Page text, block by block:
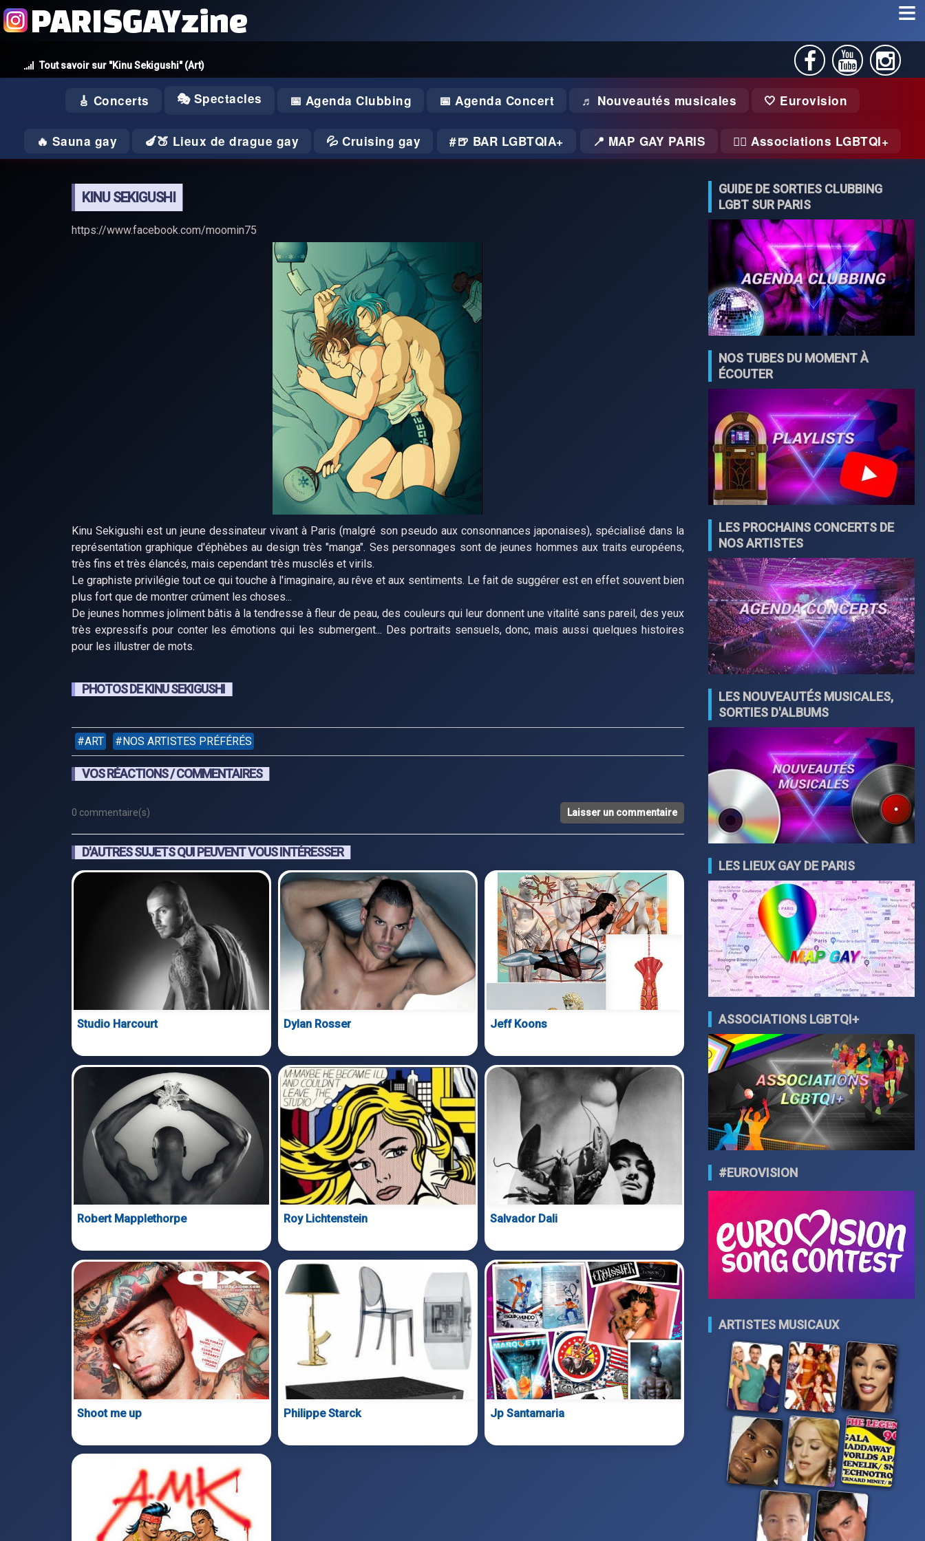
Tout savoir sur "Kinu Sekigushi" (Art)
PARISGAYzine
🎸 Concerts 🎭 Spectacles 📅 Agenda Clubbing 📅 Agenda Concert ♬ Nouveautés musicales 🤍 Eurovision
🔥 Sauna gay 🍆🍑 Lieux de drague gay 💦 Cruising gay 🍺 BAR LGBTQIA+ 📍 MAP GAY PARIS 🏃‍♂️ Associations LGBTQI+
KINU SEKIGUSHI
https://www.facebook.com/moomin75
Kinu Sekigushi est un jeune dessinateur vivant à Paris (malgré son pseudo aux consonnances japonaises), spécialisé dans la
représentation graphique d'éphèbes au design très "manga". Ses personnages sont de jeunes hommes aux traits européens,
très fins et très élancés, mais cependant très musclés et virils.
Le graphiste privilégie tout ce qui touche à l'imaginaire, au rêve et aux sentiments. Le fait de suggérer est en effet souvent bien
plus fort que de montrer crûment les choses...
De jeunes hommes joliment bâtis à la tendresse à fleur de peau, des couleurs qui leur donnent une vitalité sans pareil, des yeux
très expressifs pour conter les émotions qui les submergent... Des portraits sensuels, donc, mais aussi quelques histoires
pour les illustrer de mots.
PHOTOS DE KINU SEKIGUSHI
ART NOS ARTISTES PRÉFÉRÉS
VOS RÉACTIONS / COMMENTAIRES
0 commentaire(s) Laisser un commentaire
D'AUTRES SUJETS QUI PEUVENT VOUS INTÉRESSER
Studio Harcourt Dylan Rosser Jeff Koons
Robert Mapplethorpe Roy Lichtenstein Salvador Dali
Shoot me up Philippe Starck Jp Santamaria
GUIDE DE SORTIES CLUBBING
LGBT SUR PARIS
NOS TUBES DU MOMENT À
ÉCOUTER
LES PROCHAINS CONCERTS DE
NOS ARTISTES
LES NOUVEAUTÉS MUSICALES,
SORTIES D'ALBUMS
LES LIEUX GAY DE PARIS
ASSOCIATIONS LGBTQI+
#EUROVISION
ARTISTES MUSICAUX